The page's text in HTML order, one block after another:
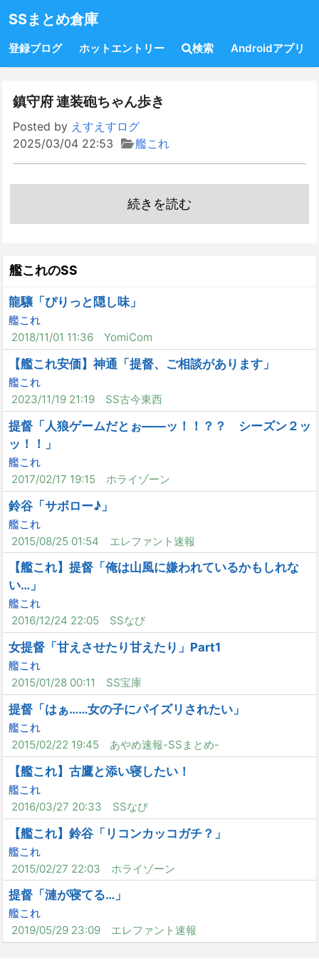
SSまとめ倉庫
登録ブログ ホットエントリー 検索 Androidアプリ
鎮守府 連装砲ちゃん歩き
Posted by えすえすログ
2025/03/04 22:53
艦これ
続きを読む
艦これのSS
龍驤「ぴりっと隠し味」
艦これ
2018/11/01 11:36
YomiCom
【艦これ安価】神通「提督、ご相談があります」
艦これ
2023/11/19 21:19
SS古今東西
提督「人狼ゲームだとぉ――ッ！！？？ シーズン２ッ
ッ！！」
艦これ
2017/02/17 19:15
ホライゾーン
鈴谷「サボロー♪」
艦これ
2015/08/25 01:54
エレファント速報
【艦これ】提督「俺は山風に嫌われているかもしれな
い…」
艦これ
2016/12/24 22:05
SSなび
女提督「甘えさせたり甘えたり」Part1
艦これ
2015/01/28 00:11
SS宝庫
提督「はぁ……女の子にパイズリされたい」
艦これ
2015/02/22 19:45
あやめ速報-SSまとめ-
【艦これ】古鷹と添い寝したい！
艦これ
2016/03/27 20:33
SSなび
【艦これ】鈴谷「リコンカッコガチ？」
艦これ
2015/02/27 22:03
ホライゾーン
提督「漣が寝てる…」
艦これ
2019/05/29 23:09
エレファント速報